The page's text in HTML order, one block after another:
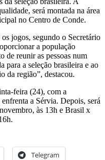
será montada na área
no Centro de Conde.
jogos, segundo o Secretário
a população
de reunir as pessoas num
para a seleção brasileira e ao
da região”, destacou.
feira (24), com a
a Sérvia. Depois, será
às 13h e Brasil x
Telegram